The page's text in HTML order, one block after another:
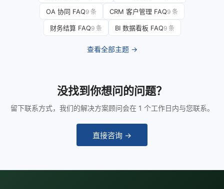
OA 协同 FAQ9 条 CRM 客户管理 FAQ9 条
财务结算 FAQ9 条 BI 数据看板 FAQ9 条
查看全部主题 →
没找到你想问的问题？
留下联系方式，我们的解决方案顾问会在 1 个工作日内与您联系。
直接咨询 →